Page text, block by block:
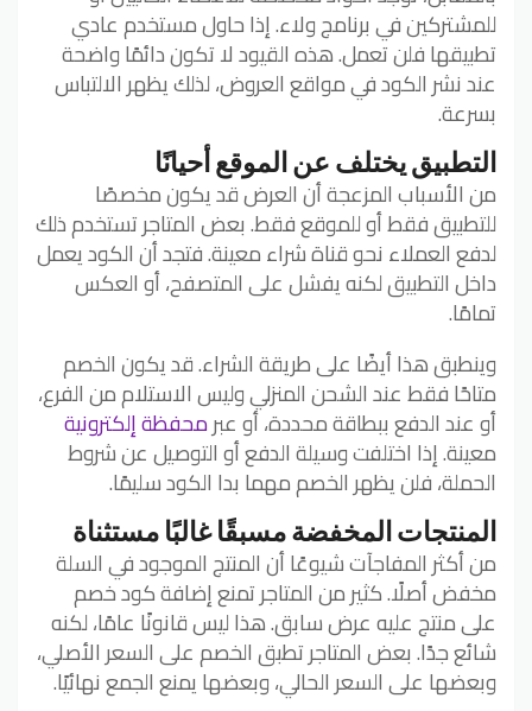
للمشتركين في برنامج ولاء. إذا حاول مستخدم عادي
تطبيقها فلن تعمل. هذه القيود لا تكون دائمًا واضحة
عند نشر الكود في مواقع العروض، لذلك يظهر الالتباس
بسرعة.
التطبيق يختلف عن الموقع أحيانًا
من الأسباب المزعجة أن العرض قد يكون مخصصًا
للتطبيق فقط أو للموقع فقط. بعض المتاجر تستخدم ذلك
لدفع العملاء نحو قناة شراء معينة. فتجد أن الكود يعمل
داخل التطبيق لكنه يفشل على المتصفح، أو العكس
تمامًا.
وينطبق هذا أيضًا على طريقة الشراء. قد يكون الخصم
متاحًا فقط عند الشحن المنزلي وليس الاستلام من الفرع،
أو عند الدفع ببطاقة محددة، أو عبرمحفظة إلكترونية
معينة. إذا اختلفت وسيلة الدفع أو التوصيل عن شروط
الحملة، فلن يظهر الخصم مهما بدا الكود سليمًا.
المنتجات المخفضة مسبقًا غالبًا مستثناة
من أكثر المفاجآت شيوعًا أن المنتج الموجود في السلة
مخفض أصلًا. كثير من المتاجر تمنع إضافة كود خصم
على منتج عليه عرض سابق. هذا ليس قانونًا عامًا، لكنه
شائع جدًا. بعض المتاجر تطبق الخصم على السعر الأصلي،
وبعضها على السعر الحالي، وبعضها يمنع الجمع نهائيًا.